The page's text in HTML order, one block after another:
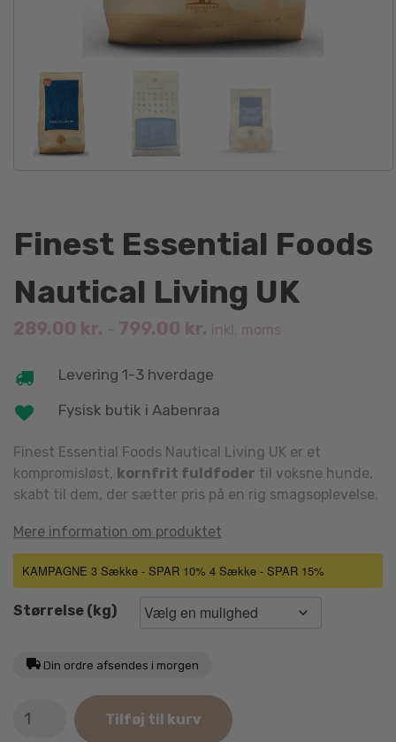
Finest Essential Foods
Nautical Living UK
289.00 kr. – 799.00 kr. inkl. moms
Levering 1-3 hverdage
Fysisk butik i Aabenraa
Finest Essential Foods Nautical Living UK er et
kompromisløst, kornfrit fuldfoder til voksne hunde,
skabt til dem, der sætter pris på en rig smagsoplevelse.
Mere information om produktet
KAMPAGNE 3 Sække - SPAR 10% 4 Sække - SPAR 15%
Størrelse (kg)
Din ordre afsendes i morgen
Essential
Tilføj til kurv